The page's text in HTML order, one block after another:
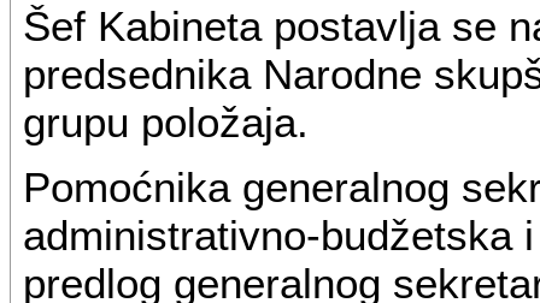
Šef Kabineta postavlja se
predsednika Narodne
grupu položaja.
Pomoćnika generalnog
administrativno-budžetska
predlog generalnog